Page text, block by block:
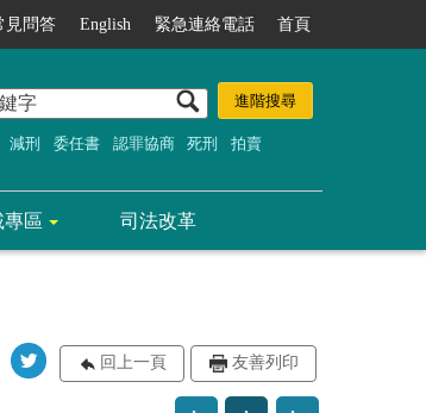
見問答 English 緊急連絡電話 首頁
減刑 委任書 認罪協商 死刑 拍賣
專區 司法改革
回上一頁 友善列印